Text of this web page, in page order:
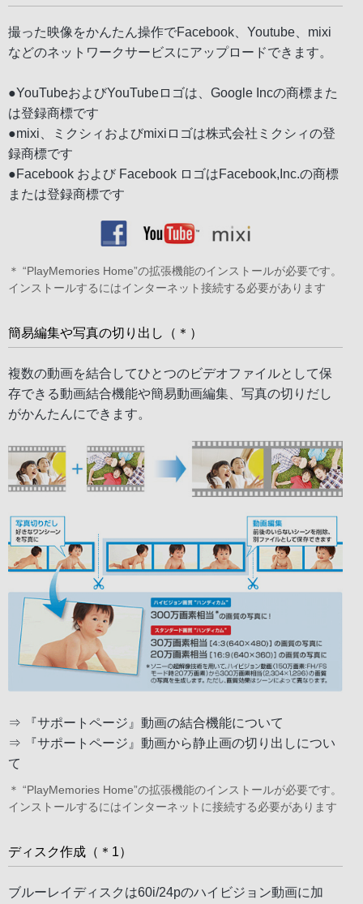
撮った映像をかんたん操作でFacebook、Youtube、mixi
などのネットワークサービスにアップロードできます。
●YouTubeおよびYouTubeロゴは、Google Incの商標また
は登録商標です
●mixi、ミクシィおよびmixiロゴは株式会社ミクシィの登
録商標です
●Facebook および Facebook ロゴはFacebook,Inc.の商標
または登録商標です
＊ “PlayMemories Home”の拡張機能のインストールが必要です。
インストールするにはインターネット接続する必要があります
簡易編集や写真の切り出し（＊）
複数の動画を結合してひとつのビデオファイルとして保
存できる動画結合機能や簡易動画編集、写真の切りだし
がかんたんにできます。
⇒
『サポートページ』動画の結合機能について
⇒
『サポートページ』動画から静止画の切り出しについ
て
＊ “PlayMemories Home”の拡張機能のインストールが必要です。
インストールするにはインターネットに接続する必要があります
ディスク作成（＊1）
ブルーレイディスクは60i/24pのハイビジョン動画に加